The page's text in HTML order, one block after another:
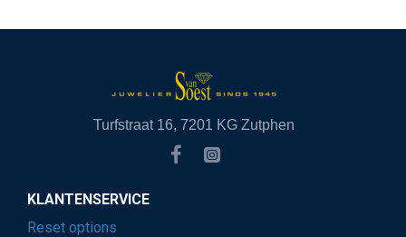
Turfstraat 16, 7201 KG Zutphen
KLANTENSERVICE
Reset options